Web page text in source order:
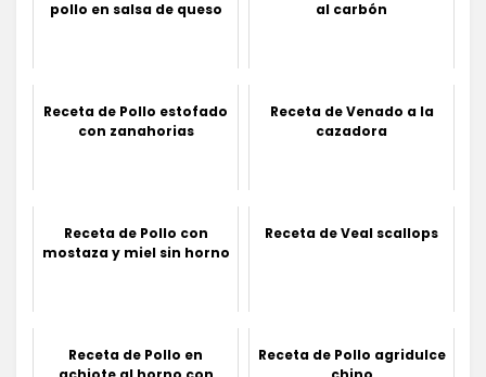
pollo en salsa de queso
al carbón
Receta de Pollo estofado
con zanahorias
Receta de Venado a la
cazadora
Receta de Pollo con
mostaza y miel sin horno
Receta de Veal scallops
Receta de Pollo en
Receta de Pollo agridulce